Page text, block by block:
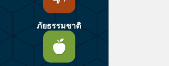
ภัยธรรมชาติ